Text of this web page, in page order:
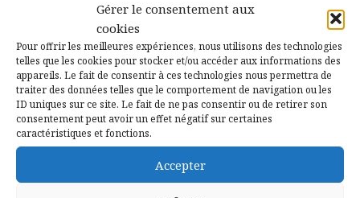
Gérer le consentement aux
cookies
Pour offrir les meilleures expériences, nous utilisons des technologies
telles que les cookies pour stocker et/ou accéder aux informations des
appareils. Le fait de consentir à ces technologies nous permettra de
traiter des données telles que le comportement de navigation ou les
ID uniques sur ce site. Le fait de ne pas consentir ou de retirer son
consentement peut avoir un effet négatif sur certaines
caractéristiques et fonctions.
Accepter
Concoret
Gourhel
Loyat
Monteneuf
Monterrein
Néant-sur-Yvel
Ploërmel